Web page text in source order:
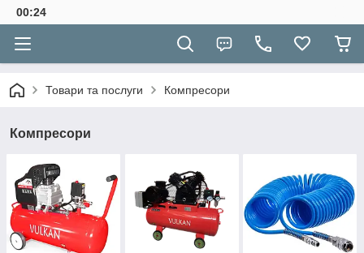
00:24
Товари та послуги Компресори
Компресори